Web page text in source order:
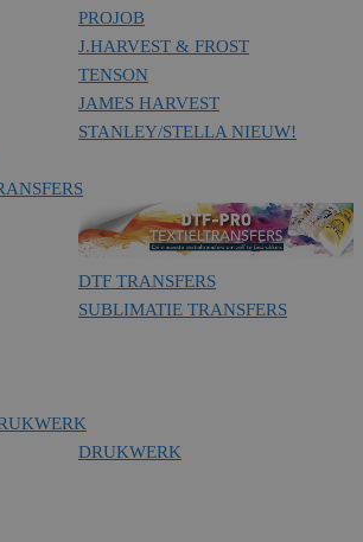
PROJOB
J.HARVEST & FROST
TENSON
JAMES HARVEST
STANLEY/STELLA NIEUW!
DTF TRANSFERS
SUBLIMATIE TRANSFERS
DRUKWERK